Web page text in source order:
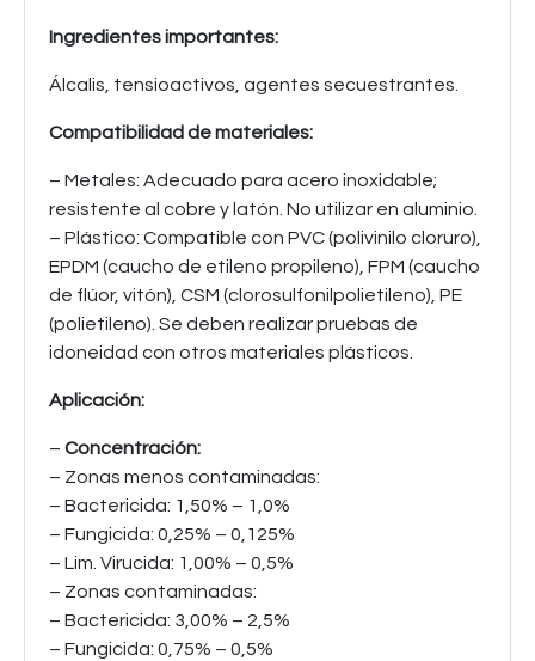
Ingredientes importantes:
Álcalis, tensioactivos, agentes secuestrantes.
Compatibilidad de materiales:
– Metales: Adecuado para acero inoxidable;
resistente al cobre y latón. No utilizar en aluminio.
– Plástico: Compatible con PVC (polivinilo cloruro),
EPDM (caucho de etileno propileno), FPM (caucho
de flúor, vitón), CSM (clorosulfonilpolietileno), PE
(polietileno). Se deben realizar pruebas de
idoneidad con otros materiales plásticos.
Aplicación:
– Concentración:
– Zonas menos contaminadas:
– Bactericida: 1,50% – 1,0%
– Fungicida: 0,25% – 0,125%
– Lim. Virucida: 1,00% – 0,5%
– Zonas contaminadas:
– Bactericida: 3,00% – 2,5%
– Fungicida: 0,75% – 0,5%